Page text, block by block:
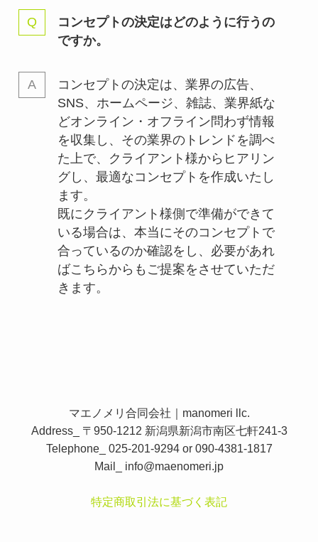
コンセプトの決定はどのように行うの
ですか。
コンセプトの決定は、業界の広告、
SNS、ホームページ、雑誌、業界紙な
どオンライン・オフライン問わず情報
を収集し、その業界のトレンドを調べ
た上で、クライアント様からヒアリン
グし、最適なコンセプトを作成いたし
ます。
既にクライアント様側で準備ができて
いる場合は、本当にそのコンセプトで
合っているのか確認をし、必要があれ
ばこちらからもご提案をさせていただ
きます。
マエノメリ合同会社｜manomeri llc.
Address_ 〒950-1212 新潟県新潟市南区七軒241-3
Telephone_ 025-201-9294 or 090-4381-1817
Mail_ info@maenomeri.jp
特定商取引法に基づく表記